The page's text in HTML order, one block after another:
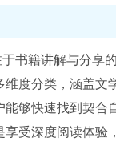
书籍讲解与分享
维度分类，涵盖文
能够快速找到契合
受深度阅读体验